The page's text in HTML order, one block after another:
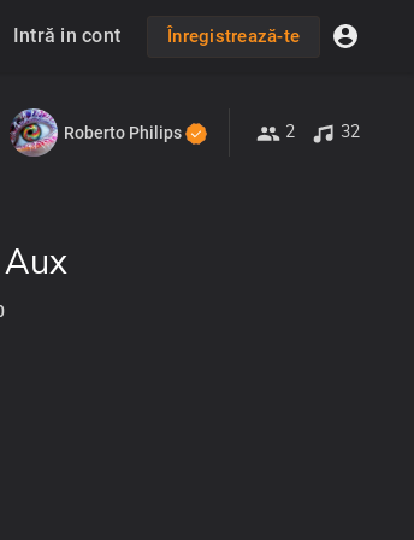
Intră in cont Înregistrează-te
Roberto Philips 2 32